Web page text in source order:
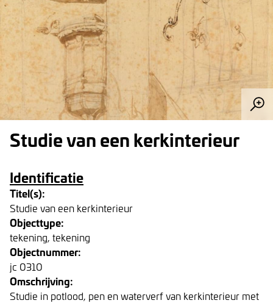
Studie van een kerkinterieur
Identificatie
Titel(s):
Studie van een kerkinterieur
Objecttype:
tekening, tekening
Objectnummer:
jc 0310
Omschrijving:
Studie in potlood, pen en waterverf van kerkinterieur met